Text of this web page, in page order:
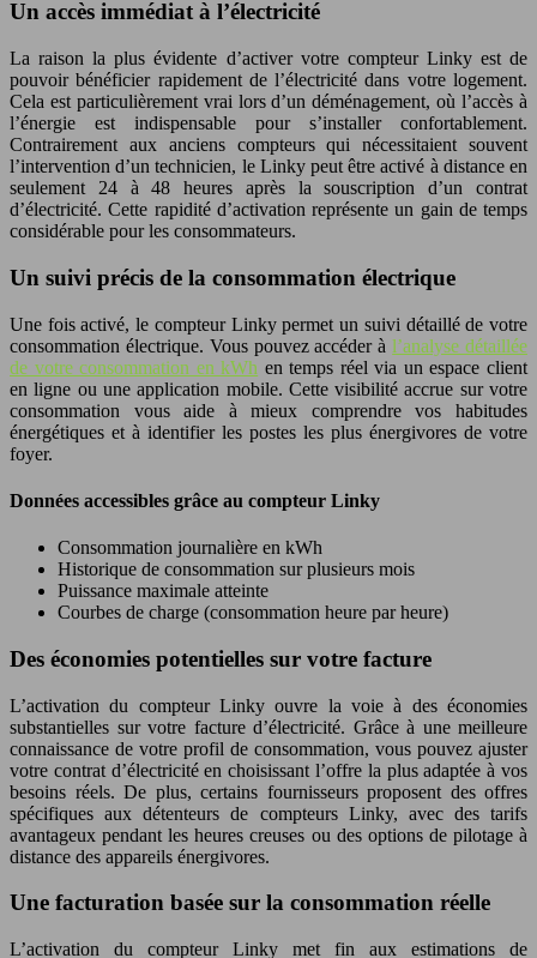
Un accès immédiat à l’électricité
La raison la plus évidente d’activer votre compteur Linky est de
pouvoir bénéficier rapidement de l’électricité dans votre logement.
Cela est particulièrement vrai lors d’un déménagement, où l’accès à
l’énergie est indispensable pour s’installer confortablement.
Contrairement aux anciens compteurs qui nécessitaient souvent
l’intervention d’un technicien, le Linky peut être activé à distance en
seulement 24 à 48 heures après la souscription d’un contrat
d’électricité. Cette rapidité d’activation représente un gain de temps
considérable pour les consommateurs.
Un suivi précis de la consommation électrique
Une fois activé, le compteur Linky permet un suivi détaillé de votre
consommation électrique. Vous pouvez accéder àl’analyse détaillée
de votre consommation en kWh en temps réel via un espace client
en ligne ou une application mobile. Cette visibilité accrue sur votre
consommation vous aide à mieux comprendre vos habitudes
énergétiques et à identifier les postes les plus énergivores de votre
foyer.
Données accessibles grâce au compteur Linky
Consommation journalière en kWh
Historique de consommation sur plusieurs mois
Puissance maximale atteinte
Courbes de charge (consommation heure par heure)
Des économies potentielles sur votre facture
L’activation du compteur Linky ouvre la voie à des économies
substantielles sur votre facture d’électricité. Grâce à une meilleure
connaissance de votre profil de consommation, vous pouvez ajuster
votre contrat d’électricité en choisissant l’offre la plus adaptée à vos
besoins réels. De plus, certains fournisseurs proposent des offres
spécifiques aux détenteurs de compteurs Linky, avec des tarifs
avantageux pendant les heures creuses ou des options de pilotage à
distance des appareils énergivores.
Une facturation basée sur la consommation réelle
L’activation du compteur Linky met fin aux estimations de